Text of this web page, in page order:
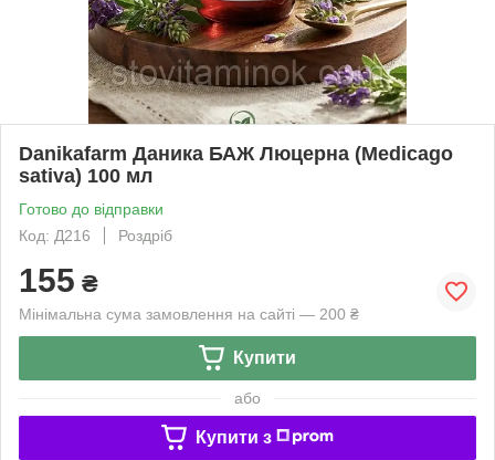
Danikafarm Даника БАЖ Люцерна (Medicago
sativa) 100 мл
Готово до відправки
Код: Д216
Роздріб
155 ₴
Мінімальна сума замовлення на сайті — 200 ₴
Купити
або
Купити з